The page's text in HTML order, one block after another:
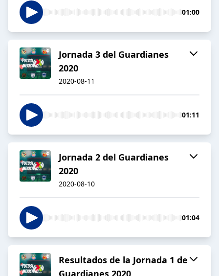
01:00
Jornada 3 del Guardianes
2020
2020-08-11
01:11
Jornada 2 del Guardianes
2020
2020-08-10
01:04
Resultados de la Jornada 1 de
Guardianes 2020